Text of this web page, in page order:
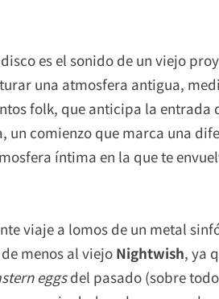
es el sonido de un viejo
una atmosfera antigua,
folk, que anticipa la entrada
comienzo que marca una
íntima en la que te
viaje a lomos de un metal
menos al viejo Nightwish, ya
eggsdel pasado (sobre